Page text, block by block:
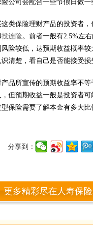
公司会配合一些节假日做一
保险理财产品的投资者，
投连险。前者一般有2.5%左
险较低，达预期收益概率
清楚，看自己是否能接受损
所宣传的预期收益率不等
但预期收益一般是投资者
保险需要了解本金有多大
分享到：
更多精彩尽在人寿保